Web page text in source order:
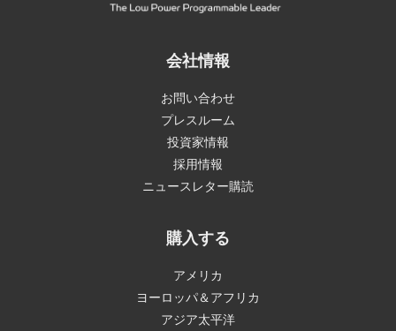
会社情報
お問い合わせ
プレスルーム
投資家情報
採用情報
ニュースレター購読
購入する
アメリカ
ヨーロッパ＆アフリカ
アジア太平洋